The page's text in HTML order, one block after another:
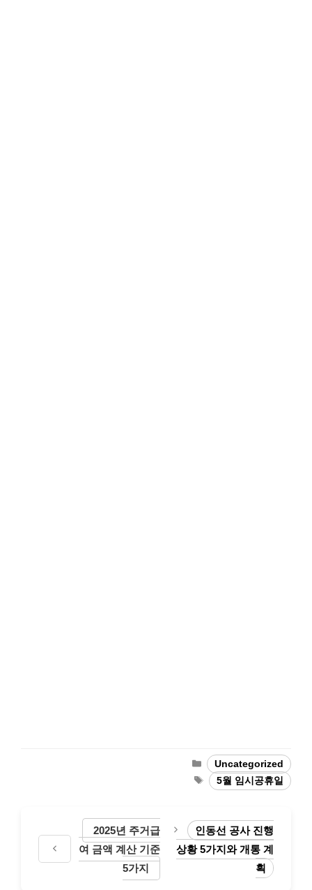
Categories
Uncategorized
Tags
5월 임시공휴일
2025년 주거급
여 금액 계산 기준
5가지
인동선 공사 진행
상황 5가지와 개통 계
획